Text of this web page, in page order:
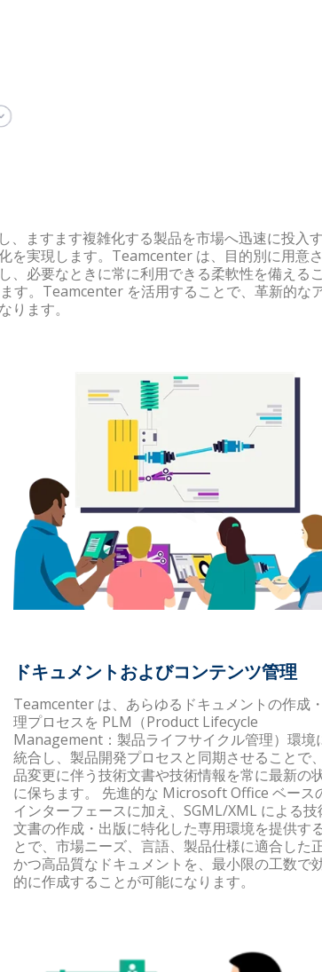
ますます複雑化する製品を市場へ迅速に投入
を実現します。Teamcenter は、目的別に用意
、必要なときに常に利用できる柔軟性を備える
す。Teamcenter を活用することで、革新的な
ます。
ドキュメントおよびコンテンツ管理
Teamcenter は、あらゆるドキュメントの作成
理プロセスを PLM（Product Lifecycle
Management：製品ライフサイクル管理）環境
統合し、製品開発プロセスと同期させることで
品変更に伴う技術文書や技術情報を常に最新の
に保ちます。 先進的な Microsoft Office ベース
インターフェースに加え、SGML/XML による技
文書の作成・出版に特化した専用環境を提供す
とで、市場ニーズ、言語、製品仕様に適合した
かつ高品質なドキュメントを、最小限の工数で
的に作成することが可能になります。